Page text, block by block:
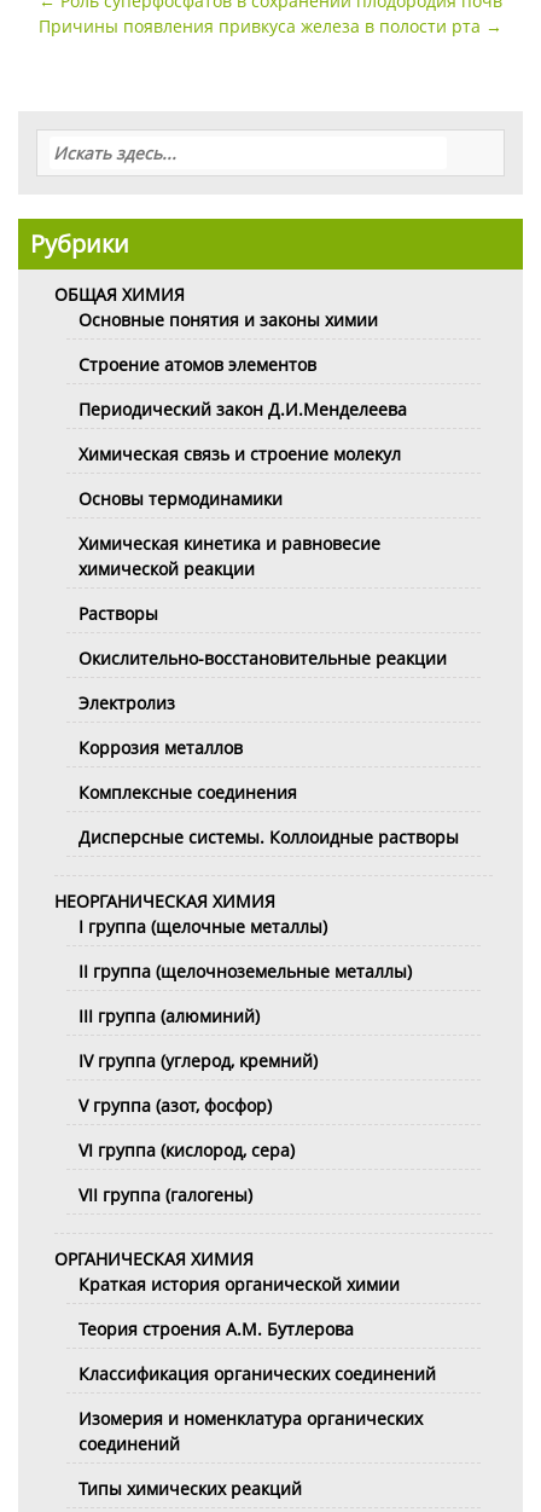
поПричины появления привкуса железа в полости рта →
Рубрики
ОБЩАЯ ХИМИЯ
Основные понятия и законы химии
Строение атомов элементов
Периодический закон Д.И.Менделеева
Химическая связь и строение молекул
Основы термодинамики
Химическая кинетика и равновесие
химической реакции
Растворы
Окислительно-восстановительные реакции
Электролиз
Коррозия металлов
Комплексные соединения
Дисперсные системы. Коллоидные растворы
НЕОРГАНИЧЕСКАЯ ХИМИЯ
I группа (щелочные металлы)
II группа (щелочноземельные металлы)
III группа (алюминий)
IV группа (углерод, кремний)
V группа (азот, фосфор)
VI группа (кислород, сера)
VII группа (галогены)
ОРГАНИЧЕСКАЯ ХИМИЯ
Краткая история органической химии
Теория строения А.М. Бутлерова
Классификация органических соединений
Изомерия и номенклатура органических
соединений
Типы химических реакций